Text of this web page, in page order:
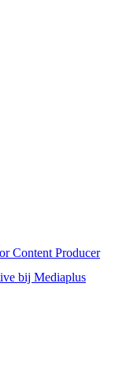
Content Producer
bij Mediaplus